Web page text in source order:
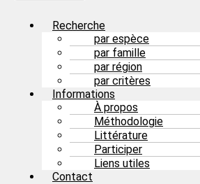
Recherche
par espèce
par famille
par région
par critères
Informations
À propos
Méthodologie
Littérature
Participer
Liens utiles
Contact